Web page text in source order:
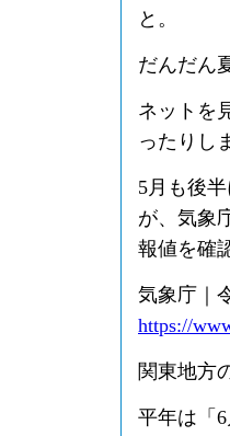
と。
だんだん
ネットを
ったりし
5月も後
が、気象
報値を確
気象庁｜
https://
関東地方
平年は「